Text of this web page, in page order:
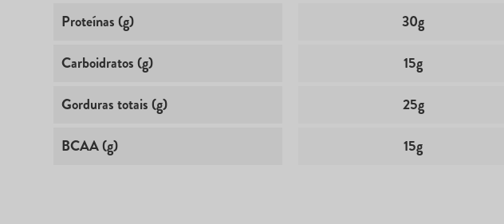
Proteínas (g)
30g
Carboidratos (g)
15g
Gorduras totais (g)
25g
BCAA (g)
15g